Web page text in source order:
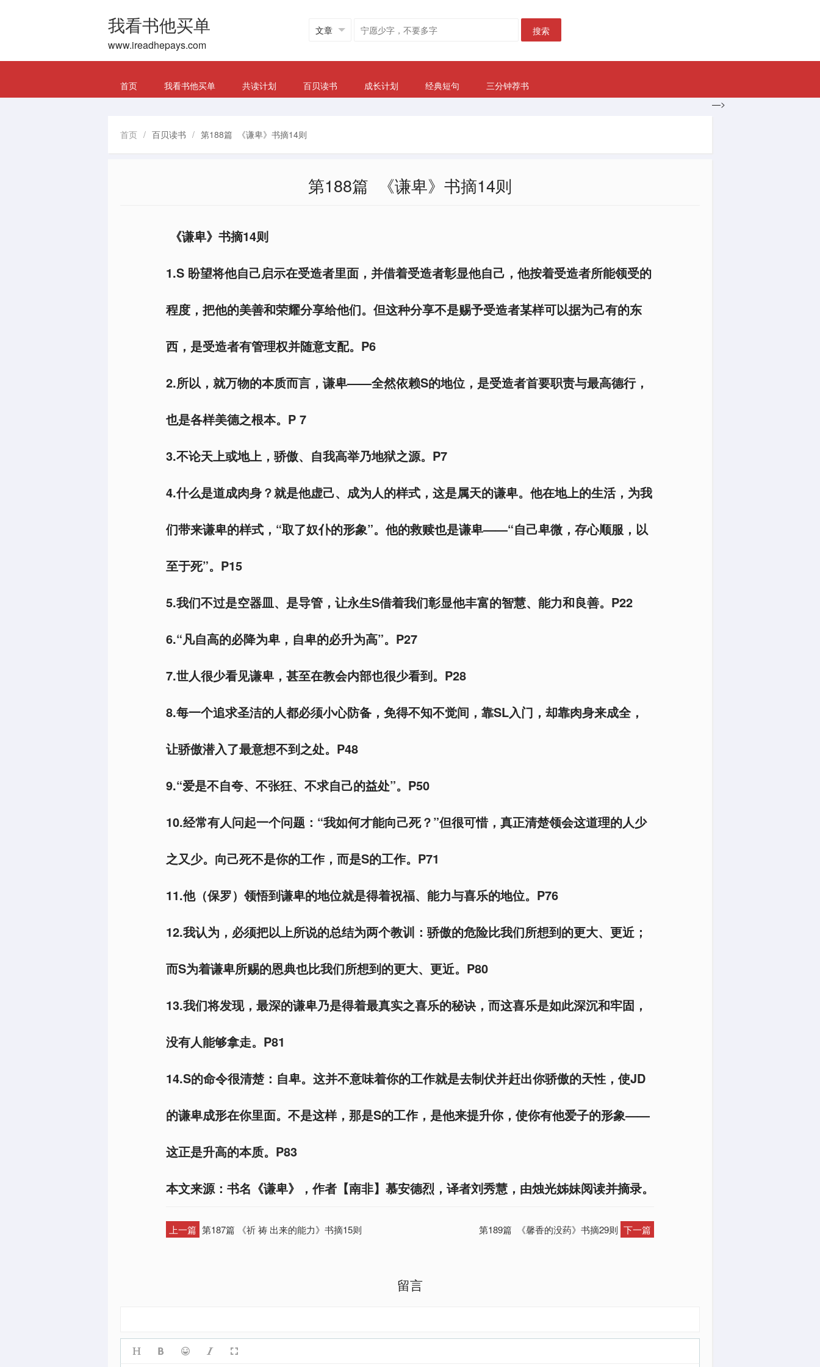
我看书他买单
www.ireadhepays.com
搜索
首页 我看书他买单 共读计划 百贝读书 成长计划 经典短句
三分钟荐书
—>
首页 / 百贝读书 / 第188篇 《谦卑》书摘14则
第188篇 《谦卑》书摘14则
《谦卑》书摘14则
1.S 盼望将他自己启示在受造者里面，并借着受造者彰显他自己，他按着受造者所能领受的
程度，把他的美善和荣耀分享给他们。但这种分享不是赐予受造者某样可以据为己有的东
西，是受造者有管理权并随意支配。P6
2.所以，就万物的本质而言，谦卑——全然依赖S的地位，是受造者首要职责与最高德行，
也是各样美德之根本。P 7
3.不论天上或地上，骄傲、自我高举乃地狱之源。P7
4.什么是道成肉身？就是他虚己、成为人的样式，这是属天的谦卑。他在地上的生活，为我
们带来谦卑的样式，“取了奴仆的形象”。他的救赎也是谦卑——“自己卑微，存心顺服，以
至于死”。P15
5.我们不过是空器皿、是导管，让永生S借着我们彰显他丰富的智慧、能力和良善。P22
6.“凡自高的必降为卑，自卑的必升为高”。P27
7.世人很少看见谦卑，甚至在教会内部也很少看到。P28
8.每一个追求圣洁的人都必须小心防备，免得不知不觉间，靠SL入门，却靠肉身来成全，
让骄傲潜入了最意想不到之处。P48
9.“爱是不自夸、不张狂、不求自己的益处”。P50
10.经常有人问起一个问题：“我如何才能向己死？”但很可惜，真正清楚领会这道理的人少
之又少。向己死不是你的工作，而是S的工作。P71
11.他（保罗）领悟到谦卑的地位就是得着祝福、能力与喜乐的地位。P76
12.我认为，必须把以上所说的总结为两个教训：骄傲的危险比我们所想到的更大、更近；
而S为着谦卑所赐的恩典也比我们所想到的更大、更近。P80
13.我们将发现，最深的谦卑乃是得着最真实之喜乐的秘诀，而这喜乐是如此深沉和牢固，
没有人能够拿走。P81
14.S的命令很清楚：自卑。这并不意味着你的工作就是去制伏并赶出你骄傲的天性，使JD
的谦卑成形在你里面。不是这样，那是S的工作，是他来提升你，使你有他爱子的形象——
这正是升高的本质。P83
本文来源：书名《谦卑》，作者【南非】慕安德烈，译者刘秀慧，由烛光姊妹阅读并摘录。
上一篇 第187篇 《祈 祷 出来的能力》书摘15则 第189篇 《馨香的没药》书摘29则 下一篇
留言